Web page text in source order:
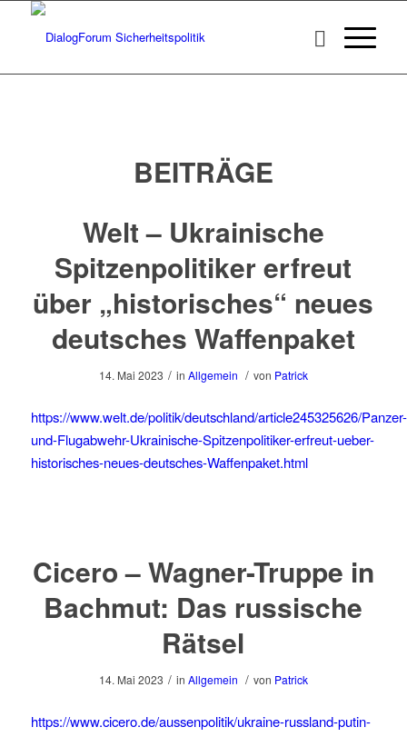
BEITRÄGE
Welt – Ukrainische
Spitzenpolitiker erfreut
über „historisches“ neues
deutsches Waffenpaket
14. Mai 2023 / in Allgemein / von Patrick
https://www.welt.de/politik/deutschland/article245325626/Panzer-
und-Flugabwehr-Ukrainische-Spitzenpolitiker-erfreut-ueber-
historisches-neues-deutsches-Waffenpaket.html
Cicero – Wagner-Truppe in
Bachmut: Das russische
Rätsel
14. Mai 2023 / in Allgemein / von Patrick
https://www.cicero.de/aussenpolitik/ukraine-russland-putin-